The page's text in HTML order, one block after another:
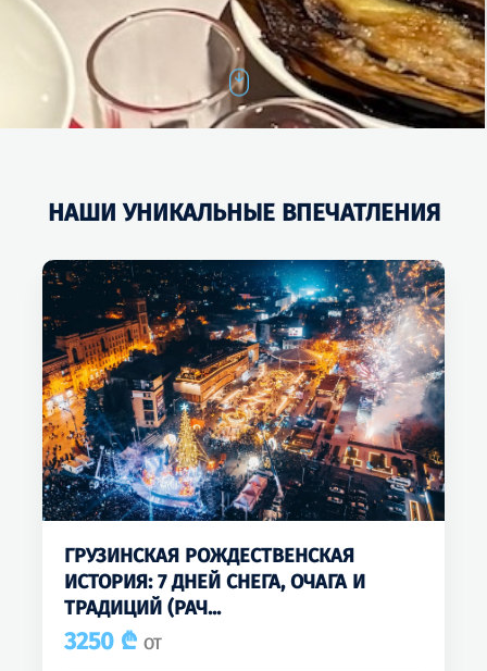
НАШИ УНИКАЛЬНЫЕ ВПЕЧАТЛЕНИЯ
ГРУЗИНСКАЯ РОЖДЕСТВЕНСКАЯ
ИСТОРИЯ: 7 ДНЕЙ СНЕГА, ОЧАГА И
ТРАДИЦИЙ (РАЧ...
3250 ₾ ОТ